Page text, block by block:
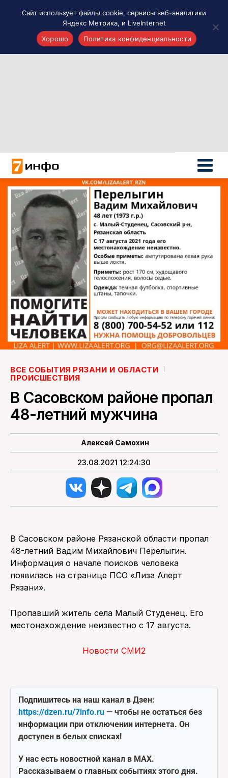
Новости России
Политика
Новости мира
Все материалы 7инфо
О НАС
ПОИСК ПО САЙТУ
ВСЕ СОБЫТИЯ РЯЗАНИ И ОБЛАСТИ
ПРОИСШЕСТВИЯ
В Сасовском районе пропал
48-летний мужчина
Алексей Самохин
23.08.2021 12:24:30
В Сасовском районе Рязанской области пропал
48-летний Вадим Михайлович Перелыгин.
Информация о начале поисков человека
появилась на странице ПСО «Лиза Алерт
Рязани».
Пропавший житель села Малый Студенец. Его
местонахождение неизвестно с 17 августа.
Новости СМИ2
Подпишитесь на наш канал в Дзен:
https://dzen.ru/7info.ru — чтобы не остаться без
информации при отключении интернета. Он
доступен в белых списках!
У нас есть новостной канал в MAX.
Рассказываем о главных событиях этого дня.
Сайт использует файлы cookie, сервисы веб-аналитики
Яндекс Метрика, и LiveInternet
Хорошо
Политика конфиденциальности